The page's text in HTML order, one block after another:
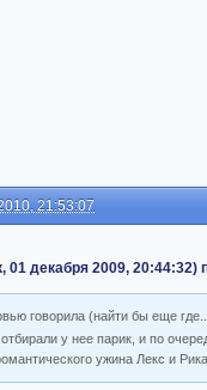
21:53:07
01 декабря 2009, 20:44:32)
говорила (найти бы еще
у нее парик, и по
ужина Лекс и